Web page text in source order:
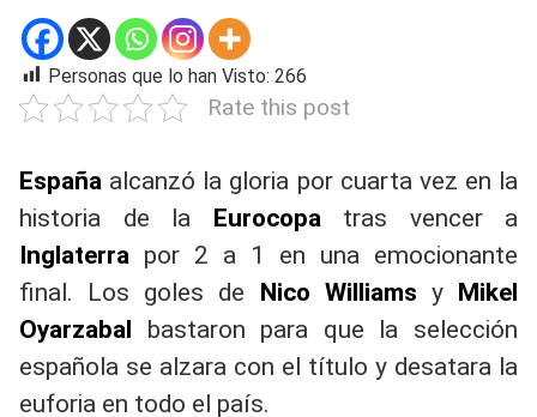
Personas que lo han Visto: 266
Rate this post
España alcanzó la gloria por cuarta vez en la
historia de la Eurocopa tras vencer a
Inglaterra por 2 a 1 en una emocionante
final. Los goles de Nico Williams y Mikel
Oyarzabal bastaron para que la selección
española se alzara con el título y desatara la
euforia en todo el país.